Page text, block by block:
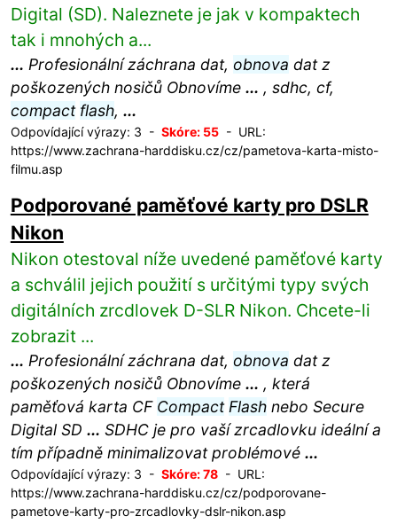
Digital (SD). Naleznete je jak v kompaktech
tak i mnohých a...
... Profesionální záchrana dat, obnova dat z
poškozených nosičů Obnovíme ... , sdhc, cf,
compact flash, ...
Odpovídající výrazy: 3 - Skóre: 55- URL:
https://www.zachrana-harddisku.cz/cz/pametova-karta-misto-
filmu.asp
Podporované paměťové karty pro DSLR
Nikon
Nikon otestoval níže uvedené paměťové karty
a schválil jejich použití s určitými typy svých
digitálních zrcdlovek D-SLR Nikon. Chcete-li
zobrazit ...
... Profesionální záchrana dat, obnova dat z
poškozených nosičů Obnovíme ... , která
paměťová karta CF Compact Flashnebo Secure
Digital SD ... SDHC je pro vaší zrcadlovku ideální a
tím případně minimalizovat problémové ...
Odpovídající výrazy: 3 - Skóre: 78- URL:
https://www.zachrana-harddisku.cz/cz/podporovane-
pametove-karty-pro-zrcadlovky-dslr-nikon.asp